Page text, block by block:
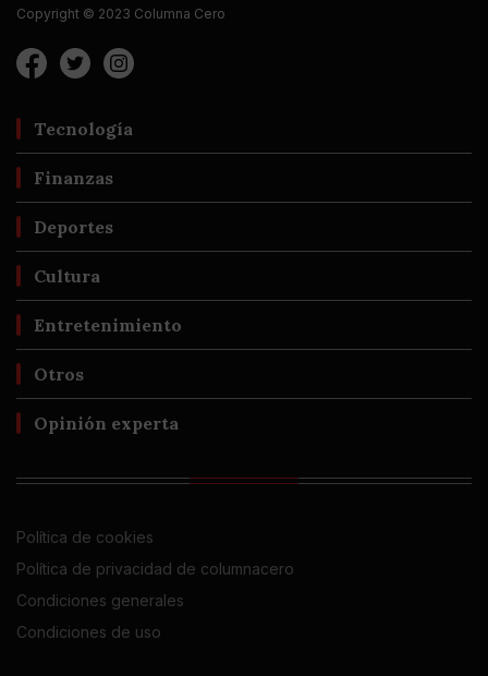
Copyright © 2023 Columna Cero
Tecnología
Finanzas
Deportes
Cultura
Entretenimiento
Otros
Opinión experta
Política de cookies
Política de privacidad de columnacero
Condiciones generales
Condiciones de uso